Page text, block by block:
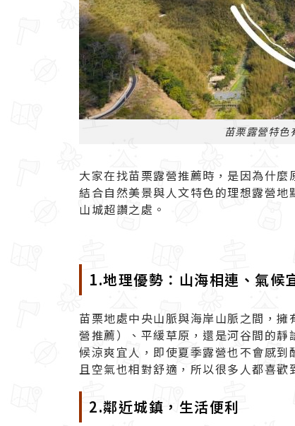
苗栗露營特色
大家在找苗栗露營推薦時，是因為什
結合自然美景與人文特色的理想露營地
山城超讚之處。
1.地理優勢：山海相連、氣候
苗栗地處中央山脈與海岸山脈之間，
營推薦）、平緩草原，還是河谷間的
候涼爽宜人，即使夏季露營也不會感
且空氣也相對舒適，所以很多人都喜歡
2.鄰近城鎮，生活便利